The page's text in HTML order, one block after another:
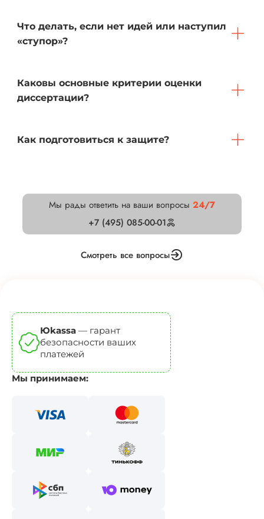
Что делать, если нет идей или наступил
«ступор»?
Каковы основные критерии оценки
диссертации?
Как подготовиться к защите?
Мы рады ответить на ваши вопросы 24/7
+7 (495) 085-00-01
Смотреть все вопросы
Юkassa — гарант
безопасности ваших
платежей
Мы принимаем: